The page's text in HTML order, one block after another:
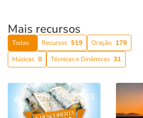
Mais recursos
Todas Recursos 519 Oração 178
Músicas 0 Técnicas e Dinâmicas 31